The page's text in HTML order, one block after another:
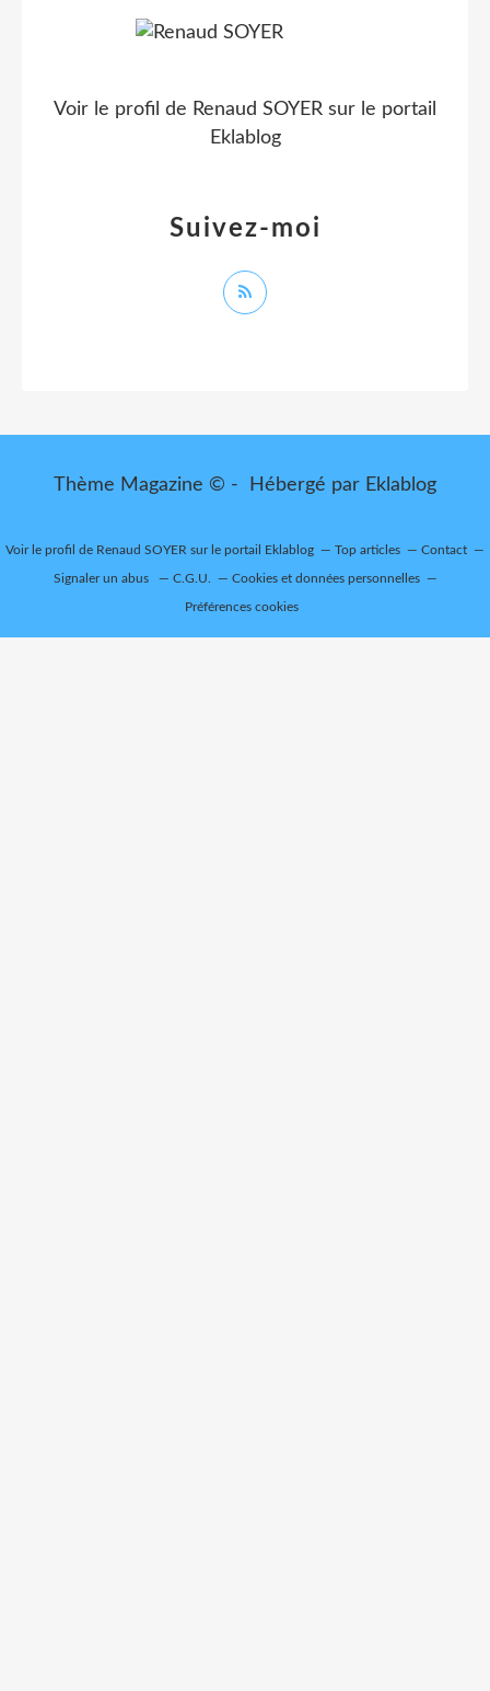
Suivez-moi
Voir le profil de Renaud SOYER sur le portail
Eklablog
Thème Magazine © - Hébergé par Eklablog
Voir le profil de Renaud SOYER sur le portail Eklablog Top articles Contact
Signaler un abus C.G.U. Cookies et données personnelles
Préférences cookies